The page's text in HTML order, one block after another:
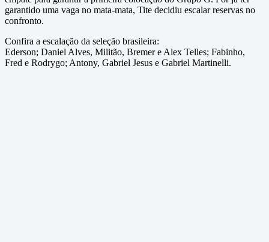
garantido uma vaga no mata-mata, Tite decidiu escalar reservas no
confronto.
Confira a escalação da seleção brasileira:
Ederson; Daniel Alves, Militão, Bremer e Alex Telles; Fabinho,
Fred e Rodrygo; Antony, Gabriel Jesus e Gabriel Martinelli.